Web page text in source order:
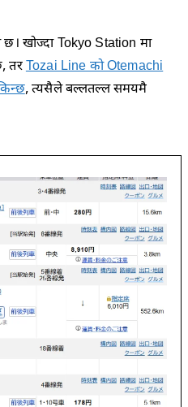
खोज्दा Tokyo Station मा
तरTozai Line को Otemachi
, त्यसैले बल्लतल्ल समयमै